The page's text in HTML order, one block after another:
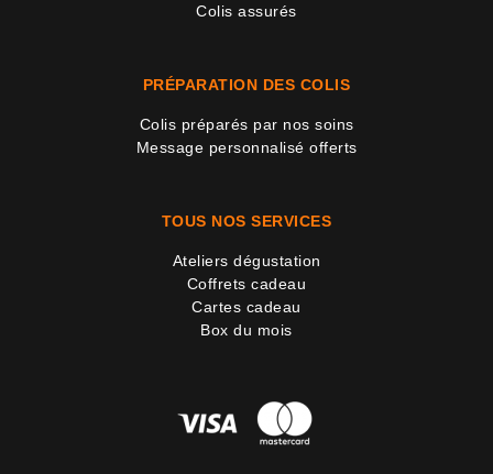
Colis assurés
PRÉPARATION DES COLIS
Colis préparés par nos soins
Message personnalisé offerts
TOUS NOS SERVICES
Ateliers dégustation
Coffrets cadeau
Cartes cadeau
Box du mois